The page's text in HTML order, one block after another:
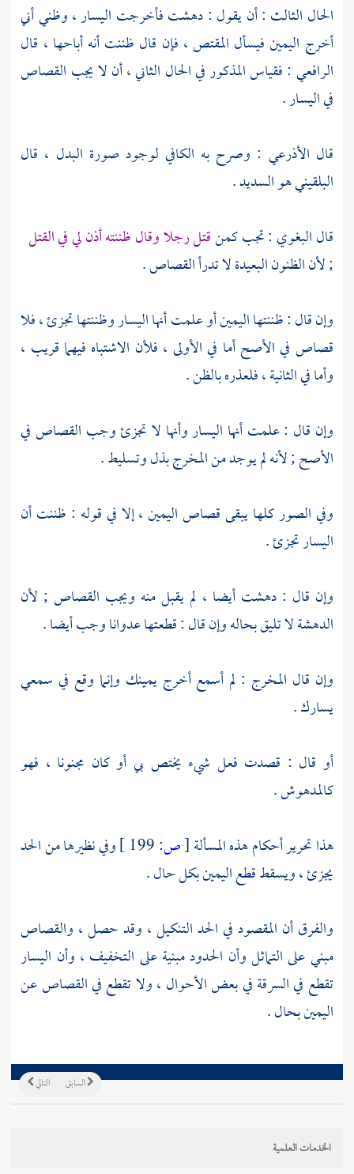
الحال الثالث : أن يقول : دهشت فأخرجت اليسار ، وظني أني
أخرج اليمين فيسأل المقتص ، فإن قال ظننت أنه أباحها ، قال
الرافعي : فقياس المذكور في الحال الثاني ، أن لا يجب القصاص
في اليسار .
قال الأذرعي : وصرح به الكافي لوجود صورة البدل ، قال
البلقينيهو السديد .
قالالبغوي : تجب كمنقتل رجلا وقال ظننته أذن لي في القتل
; لأن الظنون البعيدة لا تدرأ القصاص .
وإن قال : ظننتها اليمين أو علمت أنها اليسار وظننتها تجزئ ، فلا
قصاص في الأصح أما في الأولى ، فلأن الاشتباه فيهما قريب ،
وأما في الثانية ، فلعذره بالظن .
وإن قال : علمت أنها اليسار وأنها لا تجزئ وجب القصاص في
الأصح ; لأنه لم يوجد من المخرج بذل وتسليط .
وفي الصور كلها يبقى قصاص اليمين ، إلا في قوله : ظننت أن
اليسار تجزئ .
وإن قال : دهشت أيضا ، لم يقبل منه ويجب القصاص ; لأن
الدهشة لا تليق بحاله وإن قال : قطعتها عدوانا وجب أيضا .
وإن قال المخرج : لم أسمع أخرج يمينك وإنما وقع في سمعي
يسارك .
أو قال : قصدت فعل شيء يختص بي أو كان مجنونا ، فهو
كالمدهوش .
هذا تحرير أحكام هذه المسألة[ص:
وفي نظيرها من الحد
يجزئ ، ويسقط قطع اليمين بكل حال .
والفرق أن المقصود في الحد التنكيل ، وقد حصل ، والقصاص
مبني على التماثل وأن الحدود مبنية على التخفيف ، وأن اليسار
تقطع في السرقة في بعض الأحوال ، ولا تقطع في القصاص عن
اليمين بحال .
التالي السابق
الخدمات العلمية